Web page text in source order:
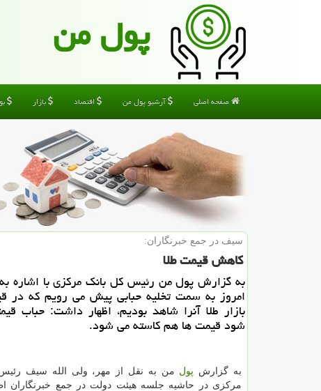
پول من
صفحه اصلی آرشیو پول من اقتصاد بازار
سیف در جمع خبرنگاران:
كاهش قیمت طلا
به گزارش پول من رئیس كل بانك مركزی با اشاره به
امروز به سمت تخلیه حبابی پیش می رویم كه در
بازار طلا آنرا شاهد بودیم، اظهار داشت: حباب
شود قیمت ها هم كاسته می شود.
به گزارش پول من به نقل از مهر، ولی الله سیف
مركزی در حاشیه جلسه هیئت دولت در جمع خبرنگاران